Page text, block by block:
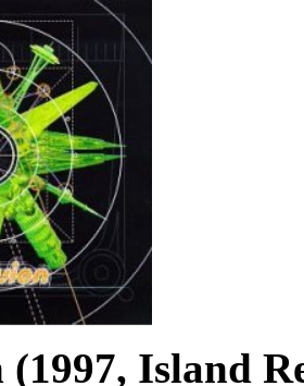
Island